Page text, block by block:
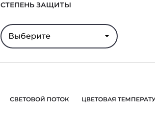
СТЕПЕНЬ ЗАЩИТЫ
Выберите
СВЕТОВОЙ ПОТОК ЦВЕТОВАЯ